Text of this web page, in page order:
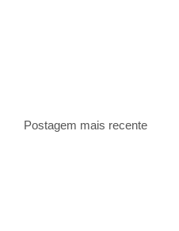
Postagem mais recente